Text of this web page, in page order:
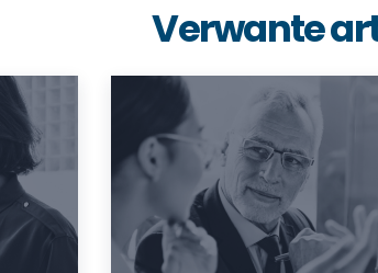
Verwante